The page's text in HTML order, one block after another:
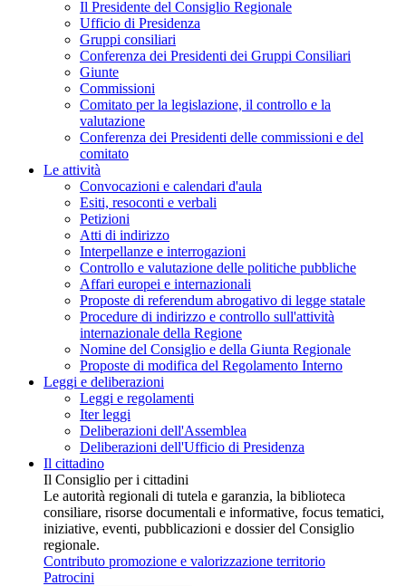
Il Presidente del Consiglio Regionale
Ufficio di Presidenza
Gruppi consiliari
Conferenza dei Presidenti dei Gruppi Consiliari
Giunte
Commissioni
Comitato per la legislazione, il controllo e la
valutazione
Conferenza dei Presidenti delle commissioni e del
comitato
Le attività
Convocazioni e calendari d'aula
Esiti, resoconti e verbali
Petizioni
Atti di indirizzo
Interpellanze e interrogazioni
Controllo e valutazione delle politiche pubbliche
Affari europei e internazionali
Proposte di referendum abrogativo di legge statale
Procedure di indirizzo e controllo sull'attività
internazionale della Regione
Nomine del Consiglio e della Giunta Regionale
Proposte di modifica del Regolamento Interno
Leggi e deliberazioni
Leggi e regolamenti
Iter leggi
Deliberazioni dell'Assemblea
Deliberazioni dell'Ufficio di Presidenza
Il cittadino
Il Consiglio per i cittadini
Le autorità regionali di tutela e garanzia, la biblioteca
consiliare, risorse documentali e informative, focus tematici,
iniziative, eventi, pubblicazioni e dossier del Consiglio
regionale.
Contributo promozione e valorizzazione territorio
Patrocini